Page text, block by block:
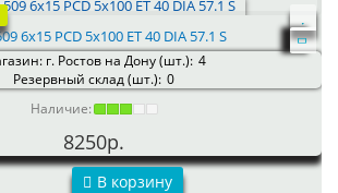
6x15 PCD 5x100 ET 40 DIA 57.1 S
г. Ростов на Дону (шт.): 4
Резервный склад (шт.): 0
Наличие:
8250р.
В корзину